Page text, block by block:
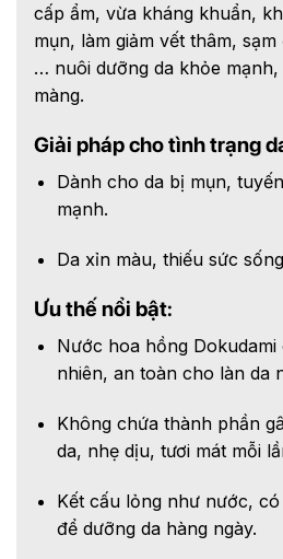
cấp ẩm, vừa kháng khuẩn,
mụn, làm giảm vết thâm,
… nuôi dưỡng da khỏe mạnh,
màng.
Giải pháp cho tình trạng
Dành cho da bị mụn,
mạnh.
Da xỉn màu, thiếu sức
Ưu thế nổi bật:
Nước hoa hồng
nhiên, an toàn cho làn da
Không chứa thành phần
da, nhẹ dịu, tươi mát mỗi
Kết cấu lỏng như nước,
để dưỡng da hàng ngày.